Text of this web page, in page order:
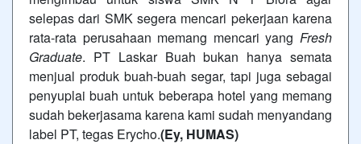
selepas dari SMK segera mencari pekerjaan karena
rata-rata perusahaan memang mencari yang Fresh
Graduate. PT Laskar Buah bukan hanya semata
menjual produk buah-buah segar, tapi juga sebagai
penyuplai buah untuk beberapa hotel yang memang
sudah bekerjasama karena kami sudah menyandang
label PT, tegas Erycho.(Ey, HUMAS)